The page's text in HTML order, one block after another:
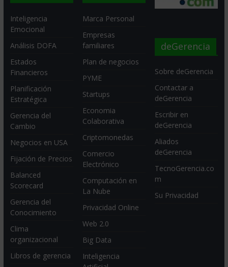
Inteligencia
Emocional
Análisis DOFA
Estados
Financieros
Planificación
Estratégica
Gerencia del
Cambio
Negocios en USA
Fijación de Precios
Balanced
Scorecard
Gerencia del
Conocimiento
Clima
organizacional
Libros de gerencia
Marca Personal
Empresas
familiares
Plan de negocios
PYME
Startups
Economia
Colaborativa
Criptomonedas
Comercio
Electrónico
Computación en
La Nube
Privacidad Online
Web 2.0
Big Data
Inteligencia
deGerencia
Sobre deGerencia
Contactar a
deGerencia
Escribir en
deGerencia
Aliados
deGerencia
TecnoGerencia.co
m
Su Privacidad